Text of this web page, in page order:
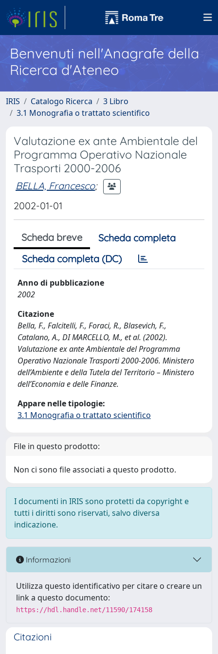
Benvenuti nell'Anagrafe della
Ricerca d'Ateneo
IRIS Catalogo Ricerca
3 Libro
3.1 Monografia o trattato scientifico
Valutazione ex ante Ambientale del
Programma Operativo Nazionale
Trasporti 2000-2006
BELLA, Francesco;
2002-01-01
Scheda breve
Scheda completa
Scheda completa (DC)
Anno di pubblicazione
2002
Citazione
Bella, F., Falcitelli, F., Foraci, R., Blasevich, F.,
Catalano, A., DI MARCELLO, M., et al. (2002).
Valutazione ex ante Ambientale del Programma
Operativo Nazionale Trasporti 2000-2006. Ministero
dell’Ambiente e della Tutela del Territorio – Ministero
dell’Economia e delle Finanze.
Appare nelle tipologie:
3.1 Monografia o trattato scientifico
File in questo prodotto:
Non ci sono file associati a questo prodotto.
I documenti in IRIS sono protetti da copyright e
tutti i diritti sono riservati, salvo diversa
indicazione.
Informazioni
Utilizza questo identificativo per citare o creare un
link a questo documento:
https://hdl.handle.net/11590/174158
Citazioni